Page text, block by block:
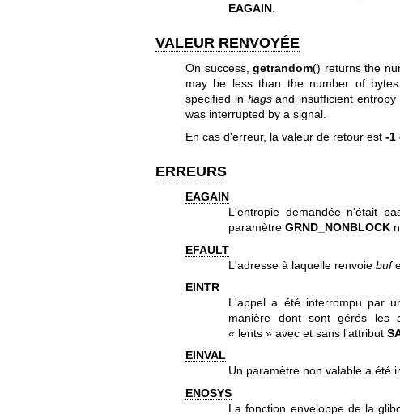
EAGAIN
VALEUR RENVOYÉE
On success,getrandom() returns the
may be less than the number of
specified in flagsand insufficient entropy
was interrupted by a signal.
En cas d'erreur, la valeur de retour est -1
ERREURS
EAGAIN
L'entropie demandée n'était
paramètreGRND_NONBLOCK
EFAULT
L'adresse à laquelle renvoiebuf
EINTR
L'appel a été interrompu par
manière dont sont gérés les
« lents » avec et sans l'attribut
EINVAL
Un paramètre non valable a été
ENOSYS
La fonction enveloppe de la